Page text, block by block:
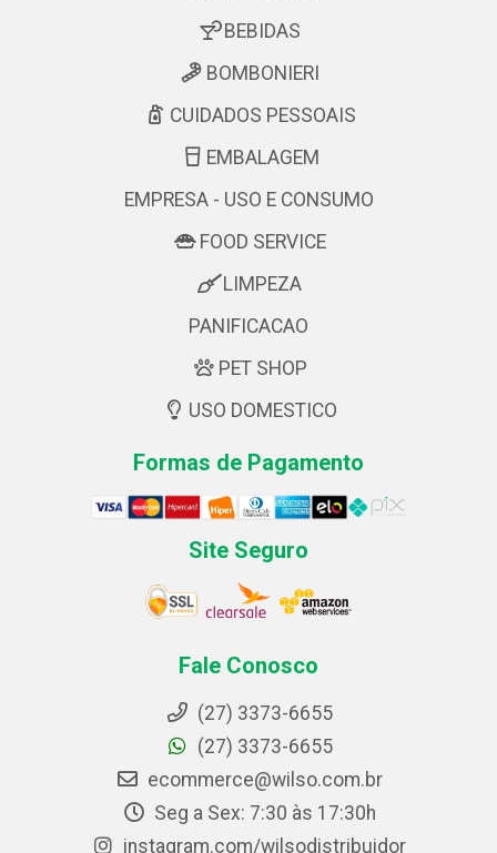
BEBIDAS
BOMBONIERI
CUIDADOS PESSOAIS
EMBALAGEM
EMPRESA - USO E CONSUMO
FOOD SERVICE
LIMPEZA
PANIFICACAO
PET SHOP
USO DOMESTICO
Formas de Pagamento
Site Seguro
Fale Conosco
(27) 3373-6655
(27) 3373-6655
ecommerce@wilso.com.br
Seg a Sex: 7:30 às 17:30h
instagram.com/wilsodistribuidor